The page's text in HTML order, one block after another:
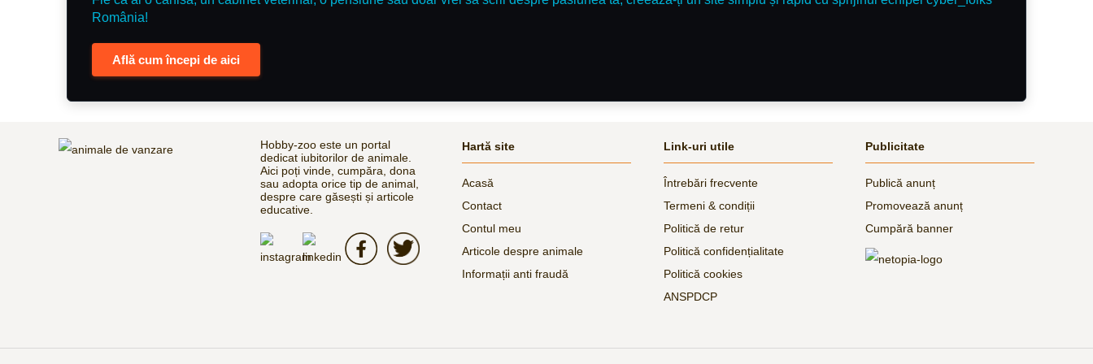
România!
Află cum începi de aici
Hobby-zoo este un portal
dedicat iubitorilor de animale.
Aici poți vinde, cumpăra, dona
sau adopta orice tip de animal,
despre care găsești și articole
educative.
Hartă site
Acasă
Contact
Contul meu
Articole despre animale
Informații anti fraudă
Link-uri utile
Întrebări frecvente
Termeni & condiții
Politică de retur
Politică confidențialitate
Politică cookies
ANSPDCP
Publicitate
Publică anunț
Promovează anunț
Cumpără banner